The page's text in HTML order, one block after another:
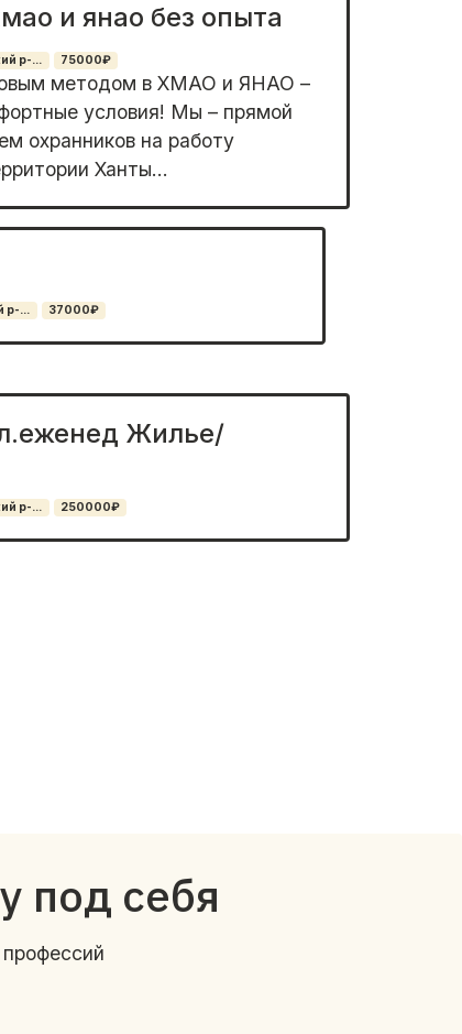
и янао без опыта
р-... 75000₽
методом в ХМАО и ЯНАО –
условия! Мы – прямой
охранников на работу
Ханты...
р-... 37000₽
Жилье/
р-... 250000₽
под себя